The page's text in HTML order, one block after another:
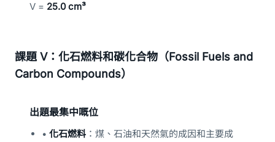
V = 25.0 cm³
課題 V：化石燃料和碳化合物（Fossil Fuels and
Carbon Compounds）
出題最集中嘅位
• 化石燃料 ：煤、石油和天然氣的成因和主要成